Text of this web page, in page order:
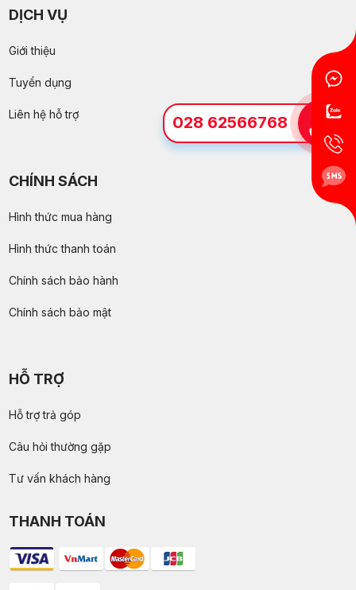
DỊCH VỤ
Giới thiệu
Tuyển dụng
Liên hệ hỗ trợ
CHÍNH SÁCH
Hình thức mua hàng
Hình thức thanh toán
Chính sách bảo hành
Chính sách bảo mật
HỖ TRỢ
Hỗ trợ trả góp
Câu hỏi thường gặp
Tư vấn khách hàng
THANH TOÁN
028 62566768